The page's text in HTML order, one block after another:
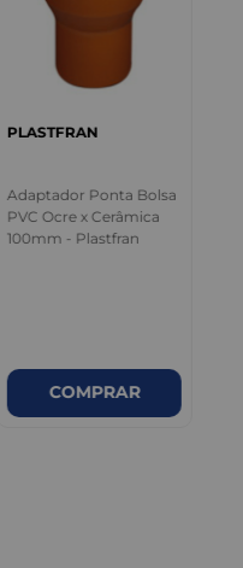
PLASTFRAN
Adaptador Ponta Bolsa
PVC Ocre x Cerâmica
100mm - Plastfran
COMPRAR